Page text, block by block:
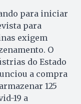
para iniciar
para
exigem
O
do Estado
a compra
125
19 a